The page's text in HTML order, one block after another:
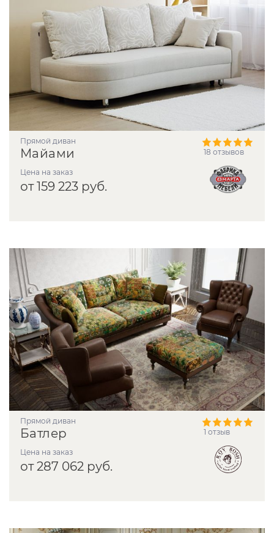
прямой диван
Майами
Цена на заказ
от 159 223 руб.
18 отзывов
прямой диван
Батлер
Цена на заказ
от 287 062 руб.
1 отзыв